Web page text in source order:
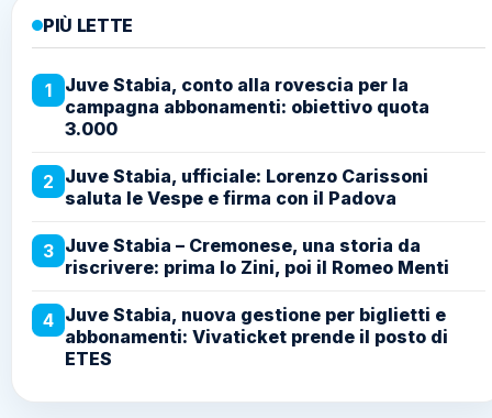
PIÙ LETTE
1
Juve Stabia, conto alla rovescia per la
campagna abbonamenti: obiettivo quota
3.000
2 Juve Stabia, ufficiale: Lorenzo Carissoni
saluta le Vespe e firma con il Padova
3 Juve Stabia – Cremonese, una storia da
riscrivere: prima lo Zini, poi il Romeo Menti
4 Juve Stabia, nuova gestione per biglietti e
abbonamenti: Vivaticket prende il posto di
ETES